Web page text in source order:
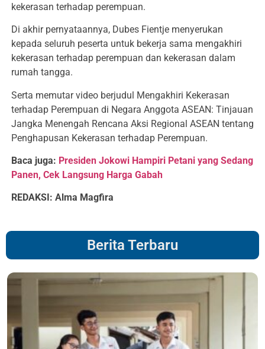
kekerasan terhadap perempuan.
Di akhir pernyataannya, Dubes Fientje menyerukan
kepada seluruh peserta untuk bekerja sama mengakhiri
kekerasan terhadap perempuan dan kekerasan dalam
rumah tangga.
Serta memutar video berjudul Mengakhiri Kekerasan
terhadap Perempuan di Negara Anggota ASEAN: Tinjauan
Jangka Menengah Rencana Aksi Regional ASEAN tentang
Penghapusan Kekerasan terhadap Perempuan.
Baca juga: Presiden Jokowi Hampiri Petani yang Sedang
Panen, Cek Langsung Harga Gabah
REDAKSI: Alma Magfira
Berita Terbaru